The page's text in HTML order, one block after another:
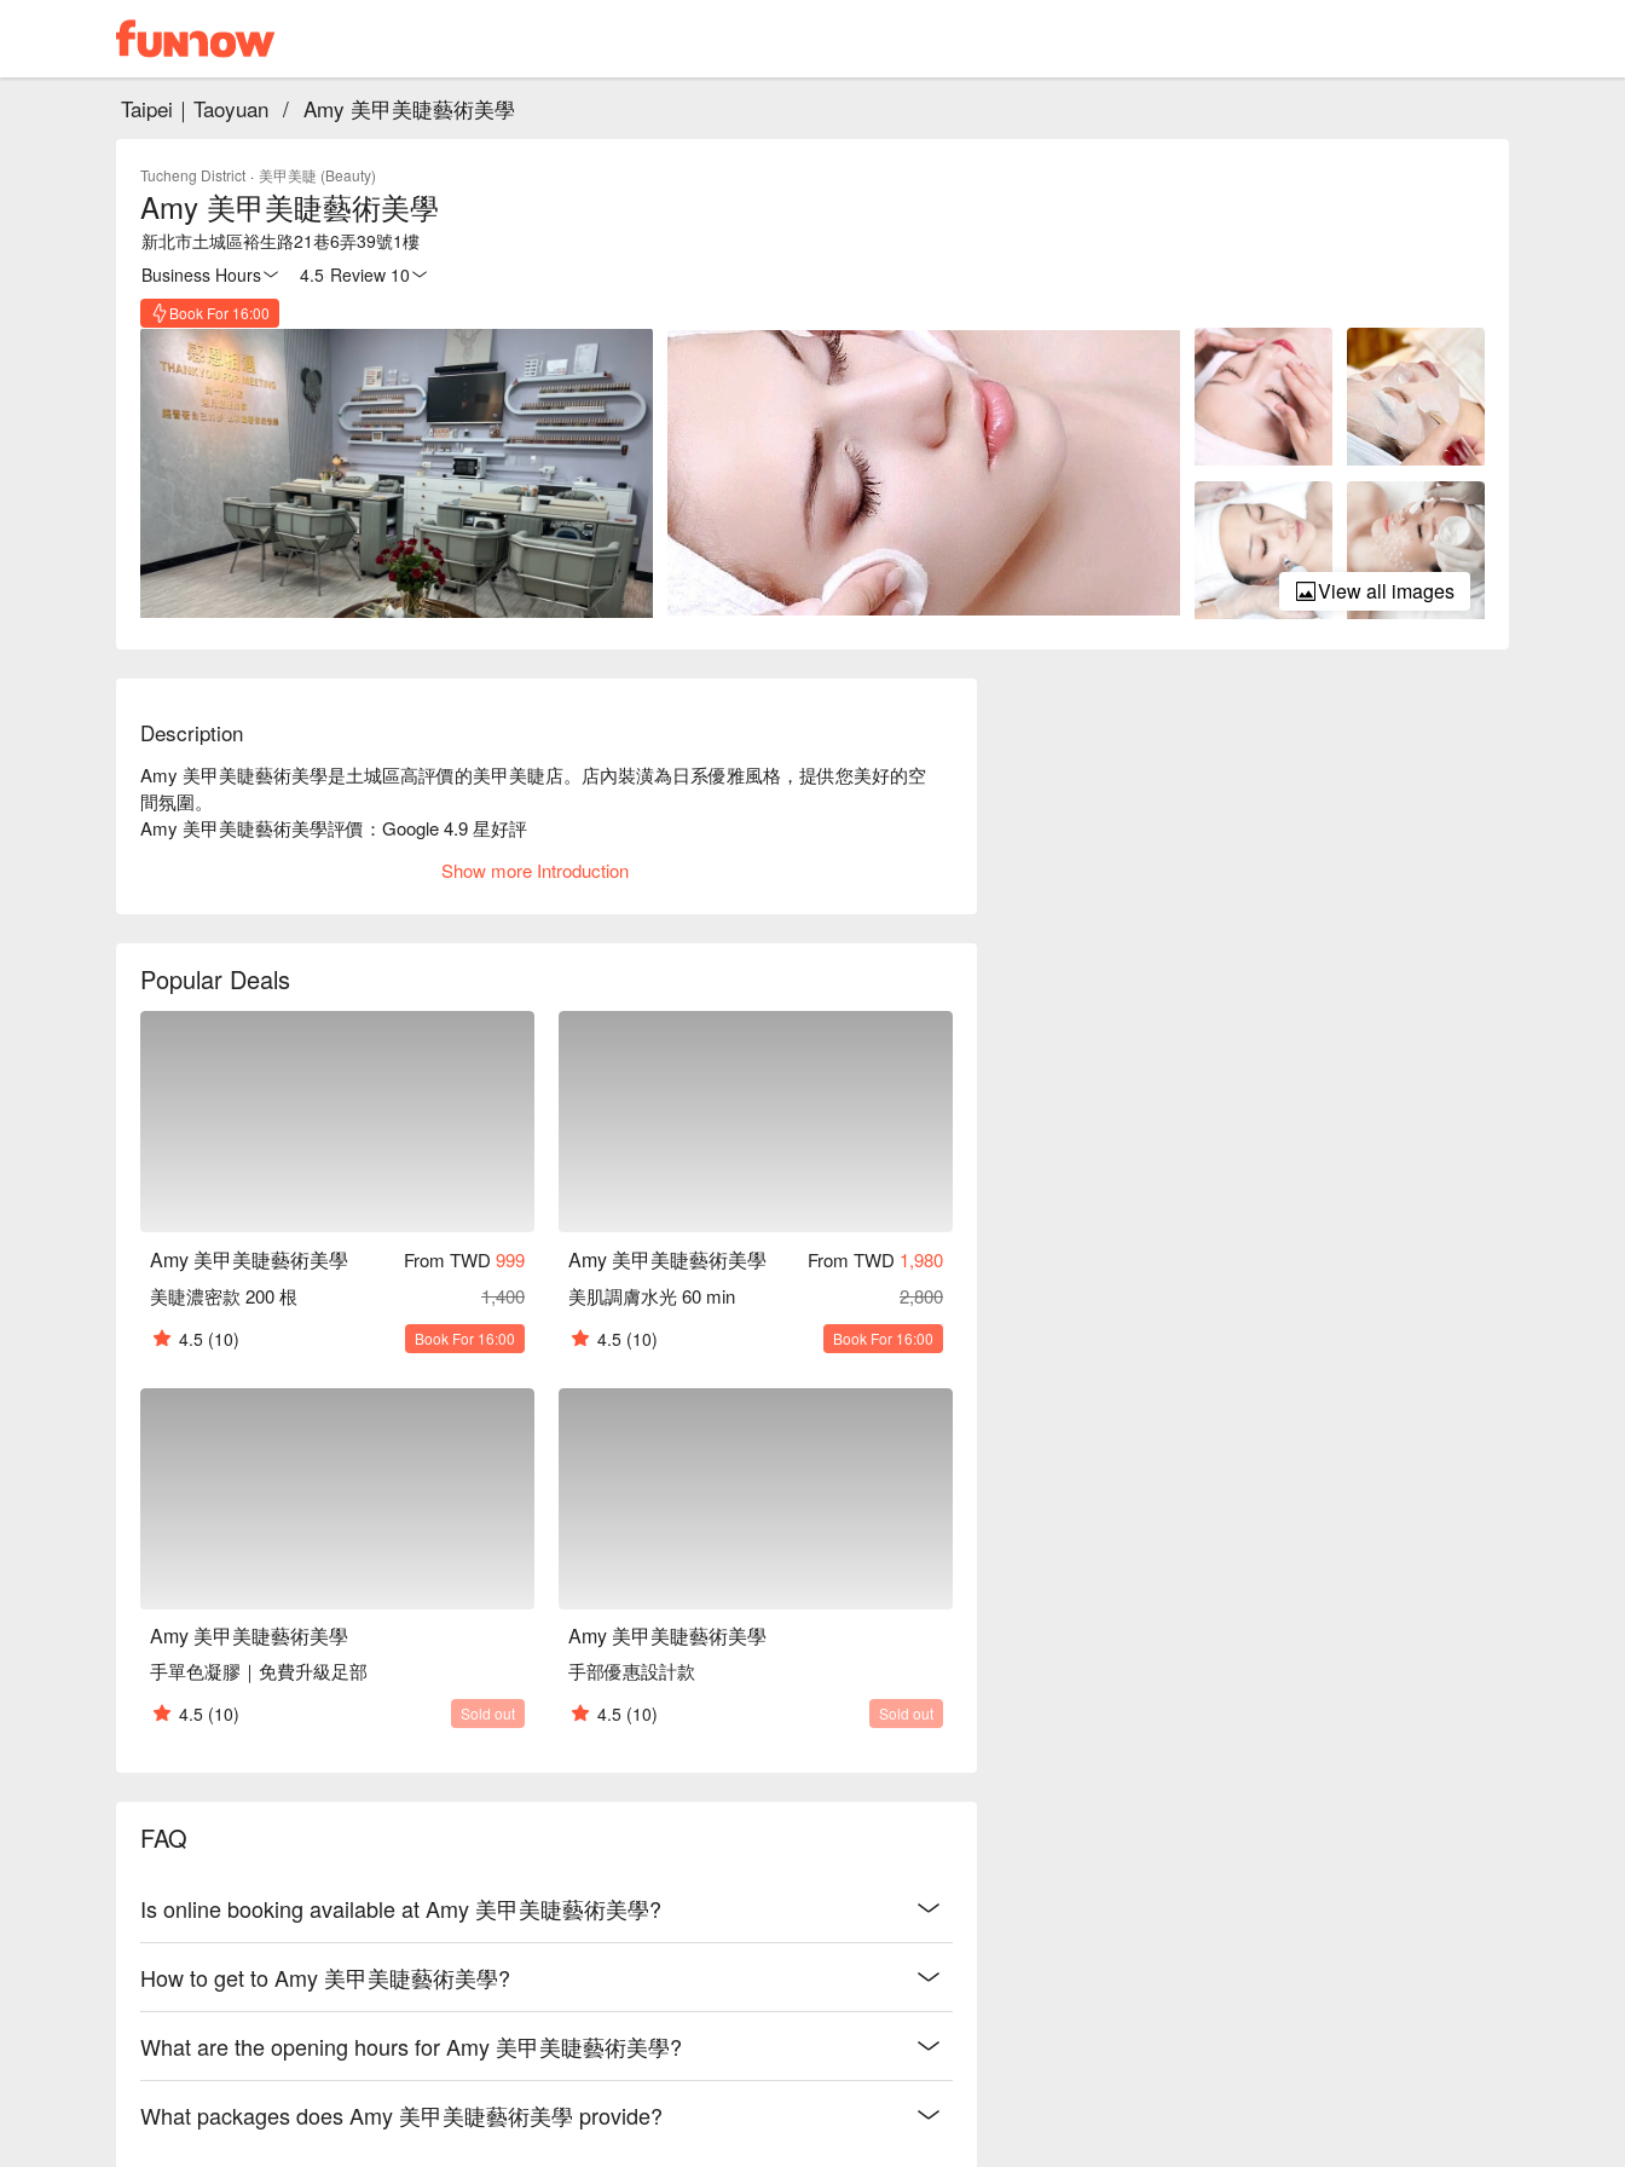
Taipei｜Taoyuan / Amy 美甲美睫藝術美學
Tucheng District · 美甲美睫 (Beauty)
Amy 美甲美睫藝術美學
新北市土城區裕生路21巷6弄39號1樓
Business Hours
4.5 Review 10
Book For 16:00
View all images
Description
Amy 美甲美睫藝術美學是土城區高評價的美甲美睫店。店內裝潢為日系優雅風格，提供您美好的空
間氛圍。
Amy 美甲美睫藝術美學評價：Google 4.9 星好評
Amy 美甲美睫藝術美學推薦：店內過百款顏色可選擇，皆由專業美容師服務，可溝通您的需求，打
Show more Introduction
Popular Deals
Amy 美甲美睫藝術美學 From TWD 999
美睫濃密款 200 根
1,400
4.5 (10) Book For 16:00
Amy 美甲美睫藝術美學 From TWD 1,980
美肌調膚水光 60 min
2,800
4.5 (10) Book For 16:00
Amy 美甲美睫藝術美學
手單色凝膠｜免費升級足部
4.5 (10) Sold out
Amy 美甲美睫藝術美學
手部優惠設計款
4.5 (10) Sold out
FAQ
Is online booking available at Amy 美甲美睫藝術美學?
How to get to Amy 美甲美睫藝術美學?
What are the opening hours for Amy 美甲美睫藝術美學?
What packages does Amy 美甲美睫藝術美學 provide?